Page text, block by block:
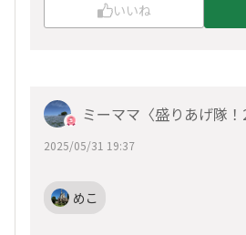
いいね
ミーママ〈盛りあげ隊！
2025/05/31 19:37
めこ